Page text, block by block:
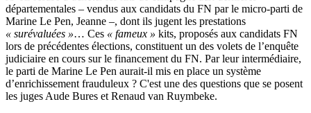
départementales – vendus aux candidats du FN par le micro-parti de
Marine Le Pen, Jeanne –, dont ils jugent les prestations
« surévaluées »… Ces « fameux » kits, proposés aux candidats FN
lors de précédentes élections, constituent un des volets de l’enquête
judiciaire en cours sur le financement du FN. Par leur intermédiaire,
le parti de Marine Le Pen aurait-il mis en place un système
d’enrichissement frauduleux ? C'est une des questions que se posent
les juges Aude Bures et Renaud van Ruymbeke.